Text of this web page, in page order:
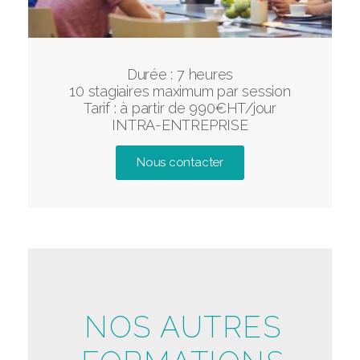
Durée : 7 heures
10 stagiaires maximum par session
Tarif : à partir de 990€HT/jour
INTRA-ENTREPRISE
Nous contacter
NOS AUTRES